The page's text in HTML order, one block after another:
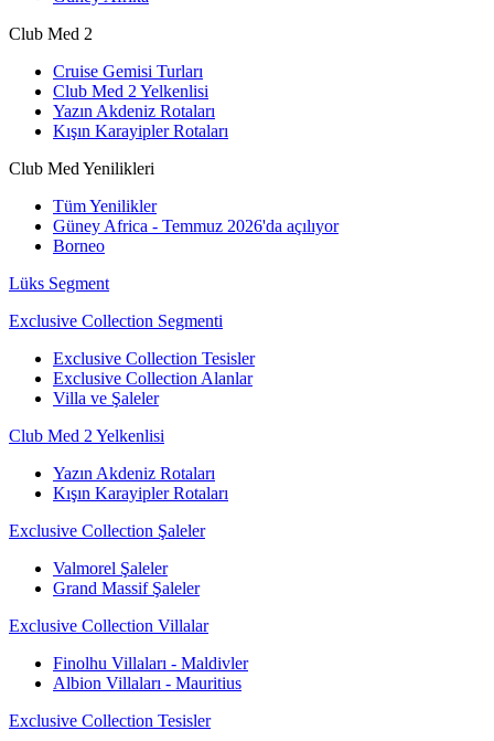
Club Med 2
Cruise Gemisi Turları
Club Med 2 Yelkenlisi
Yazın Akdeniz Rotaları
Kışın Karayipler Rotaları
Club Med Yenilikleri
Tüm Yenilikler
Güney Africa - Temmuz 2026'da açılıyor
Borneo
Lüks Segment
Exclusive Collection Segmenti
Exclusive Collection Tesisler
Exclusive Collection Alanlar
Villa ve Şaleler
Club Med 2 Yelkenlisi
Yazın Akdeniz Rotaları
Kışın Karayipler Rotaları
Exclusive Collection Şaleler
Valmorel Şaleler
Grand Massif Şaleler
Exclusive Collection Villalar
Finolhu Villaları - Maldivler
Albion Villaları - Mauritius
Exclusive Collection Tesisler